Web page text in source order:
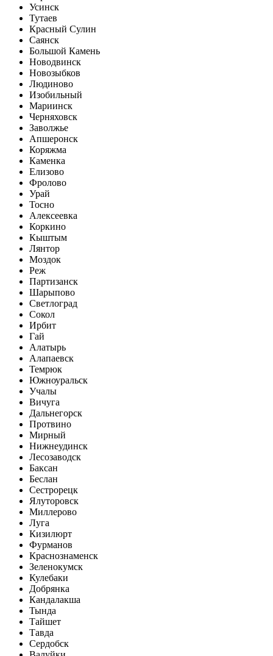
Усинск
Тутаев
Красный Сулин
Саянск
Большой Камень
Новодвинск
Новозыбков
Людиново
Изобильный
Мариинск
Черняховск
Заволжье
Апшеронск
Коряжма
Каменка
Елизово
Фролово
Урай
Тосно
Алексеевка
Коркино
Кыштым
Лянтор
Моздок
Реж
Партизанск
Шарыпово
Светлоград
Сокол
Ирбит
Гай
Алатырь
Алапаевск
Темрюк
Южноуральск
Учалы
Вичуга
Дальнегорск
Протвино
Мирный
Нижнеудинск
Лесозаводск
Баксан
Беслан
Сестрорецк
Ялуторовск
Миллерово
Луга
Кизилюрт
Фурманов
Краснознаменск
Зеленокумск
Кулебаки
Добрянка
Кандалакша
Тында
Тайшет
Тавда
Сердобск